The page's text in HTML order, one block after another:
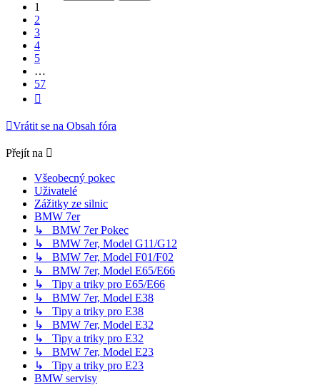
1
2
3
4
5
…
57
Vrátit se na Obsah fóra
Přejít na
Všeobecný pokec
Uživatelé
Zážitky ze silnic
BMW 7er
↳ BMW 7er Pokec
↳ BMW 7er, Model G11/G12
↳ BMW 7er, Model F01/F02
↳ BMW 7er, Model E65/E66
↳ Tipy a triky pro E65/E66
↳ BMW 7er, Model E38
↳ Tipy a triky pro E38
↳ BMW 7er, Model E32
↳ Tipy a triky pro E32
↳ BMW 7er, Model E23
↳ Tipy a triky pro E23
BMW servisy